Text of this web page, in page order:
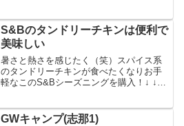
はイイんですけどね。でドラム専門店や
楽器店など足を運んで色々...
S&Bのタンドリーチキンは便利で
美味しい
暑さと熱さを感じたく（笑）スパイス系
のタンドリーチキンが食べたくなりお手
軽なこのS&Bシーズニングを購入！↓ ↓ ↓
でもOKになりました。solobass Kat...
GWキャンプ(志那1)